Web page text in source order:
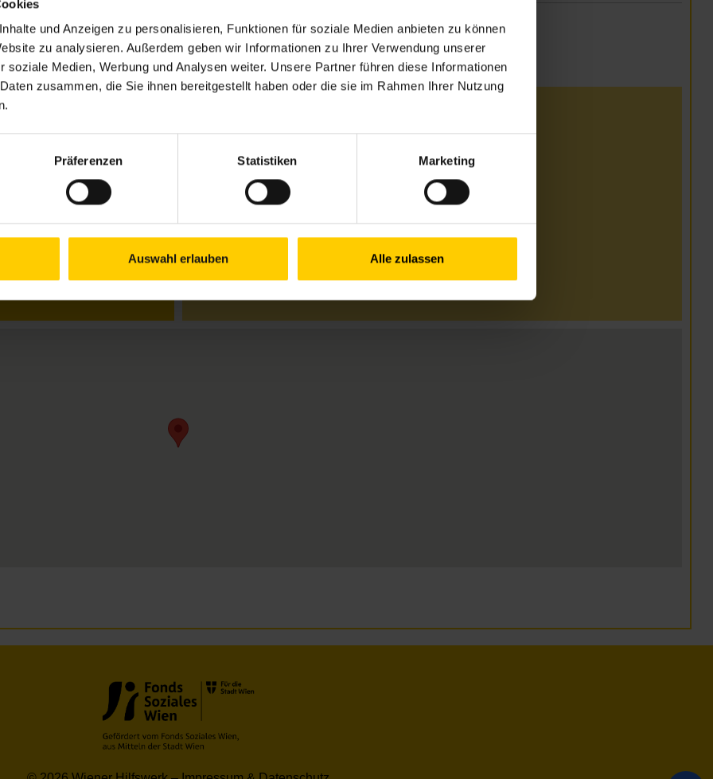
und Anzeigen zu personalisieren, Funktionen für soziale Medien anbieten zu können
zu analysieren. Außerdem geben wir Informationen zu Ihrer Verwendung unserer
soziale Medien, Werbung und Analysen weiter. Unsere Partner führen diese Informationen
zusammen, die Sie ihnen bereitgestellt haben oder die sie im Rahmen Ihrer Nutzung
Präferenzen Statistiken Marketing
Auswahl erlauben Alle zulassen
9.00–12.00 & 13.00–15.00 Uhr
9.00–12.00 & 13.00–14.00 Uhr
9.00–12.00 & 13.00–14.00 Uhr